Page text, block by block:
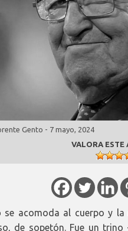
Gento - 7 mayo, 2024
VALORA ESTE
acomoda al cuerpo y
de sopetón. Fue un